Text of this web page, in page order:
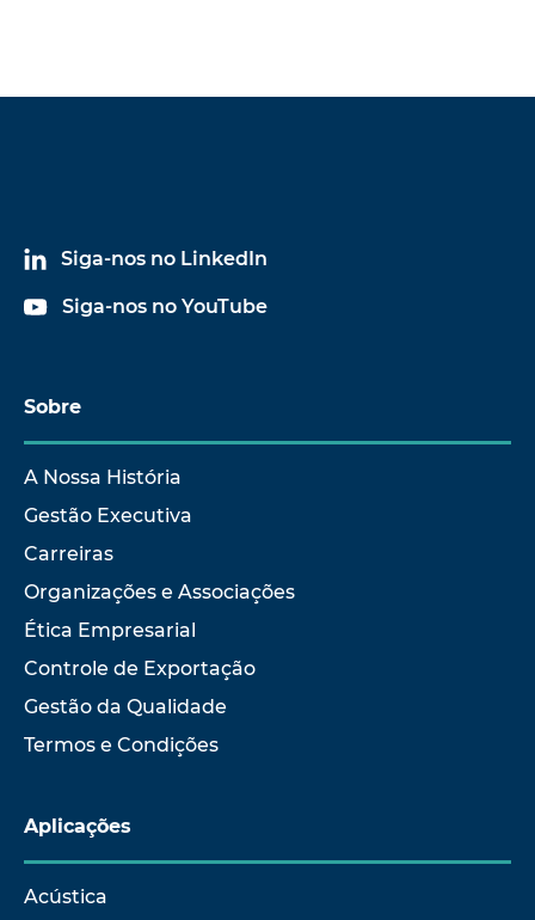
Siga-nos no LinkedIn
Siga-nos no YouTube
Sobre
A Nossa História
Gestão Executiva
Carreiras
Organizações e Associações
Ética Empresarial
Controle de Exportação
Gestão da Qualidade
Termos e Condições
Aplicações
Acústica